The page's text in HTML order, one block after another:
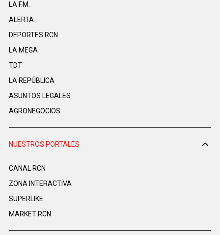
LA F.M.
ALERTA
DEPORTES RCN
LA MEGA
TDT
LA REPÚBLICA
ASUNTOS LEGALES
AGRONEGOCIOS
NUESTROS PORTALES
CANAL RCN
ZONA INTERACTIVA
SUPERLIKE
MARKET RCN